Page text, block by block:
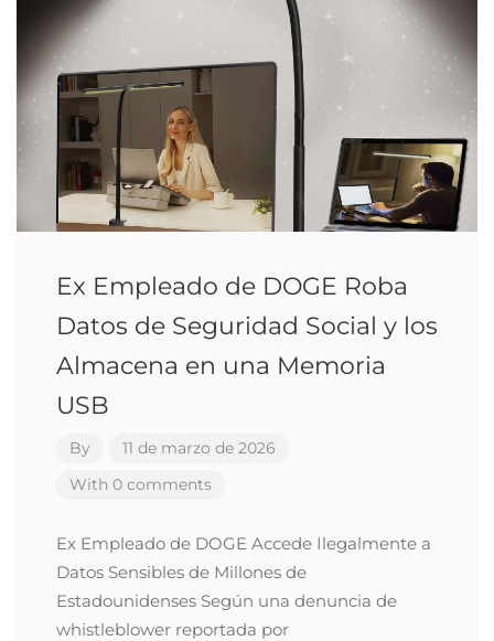
Ex Empleado de DOGE Roba
Datos de Seguridad Social y los
Almacena en una Memoria
USB
By
11 de marzo de 2026
With 0 comments
Ex Empleado de DOGE Accede Ilegalmente a
Datos Sensibles de Millones de
Estadounidenses Según una denuncia de
whistleblower reportada por